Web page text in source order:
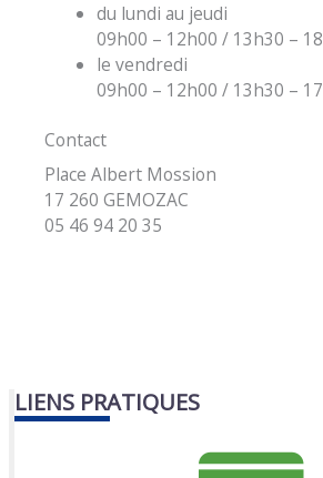
du lundi au jeudi
09h00 – 12h00 / 13h30 –
le vendredi
09h00 – 12h00 / 13h30 –
Contact
Place Albert Mossion
17 260 GEMOZAC
05 46 94 20 35
LIENS PRATIQUES